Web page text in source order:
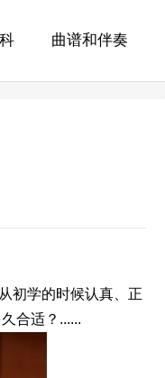
曲谱和伴奏
初学的时候认真、正
合适？......